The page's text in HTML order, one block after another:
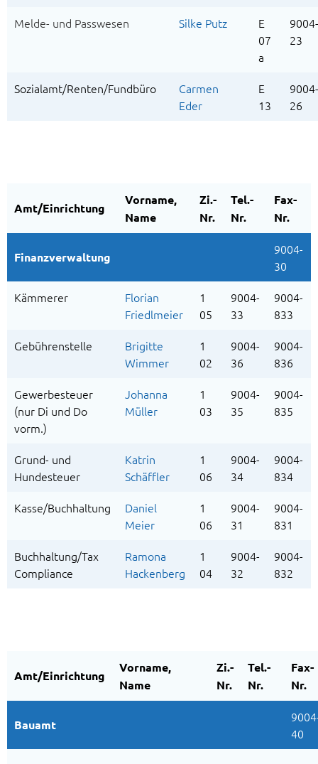
Melde- und Passwesen Silke Putz
E
07
a
9004-
23
Sozialamt/Renten/Fundbüro
Carmen
Eder
E
13
9004-
26
Amt/Einrichtung
Vorname,
Name
Zi.-
Nr.
Tel.-
Nr.
Fax-
Nr.
Finanzverwaltung
9004-
30
Kämmerer
Florian
Friedlmeier
1
05
9004-
33
9004-
833
Gebührenstelle
Brigitte
Wimmer
1
02
9004-
36
9004-
836
Gewerbesteuer
(nur Di und Do
vorm.)
Johanna
Müller
1
03
9004-
35
9004-
835
Grund- und
Hundesteuer
Katrin
Schäffler
1
06
9004-
34
9004-
834
Kasse/Buchhaltung
Daniel
Meier
1
06
9004-
31
9004-
831
Buchhaltung/Tax
Compliance
Ramona
Hackenberg
1
04
9004-
32
9004-
832
Amt/Einrichtung
Vorname,
Name
Zi.-
Nr.
Tel.-
Nr.
Fax-
Nr.
Bauamt
40